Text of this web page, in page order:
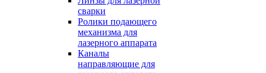
сварки
Ролики подающего
механизма для
лазерного аппарата
Каналы
направляющие для